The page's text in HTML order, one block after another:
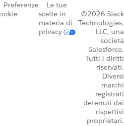
Preferenze
Le tue
scelte in
materia di
privacy
©2026 Slack
Technologies,
LLC, una
società
Salesforce.
Tutti i diritti
riservati.
Diversi
marchi
registrati
detenuti dai
rispettivi
proprietari.